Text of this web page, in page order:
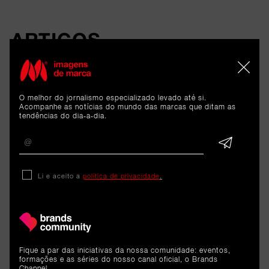
ARTIGOS
RELACIONADOS
Cargo
Liliana Azevedo é a nova Head
of Marketing Operations &
Strategy da B-Parts
O melhor do jornalismo especializado levado até si.
Acompanhe as notícias do mundo das marcas que ditam as
tendências do dia-a-dia.
Li e aceito a política de privacidade
Fique a par das iniciativas da nossa comunidade: eventos,
formações e as séries do nosso canal oficial, o Brands